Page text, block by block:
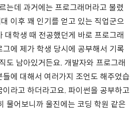
는데 과거에는 프로그래머라고 불렸
이후 꽤 인기를 얻고 있는 직업군으
대학생 때 전공했던게 바로 프로그래
에 제가 학생 당시에 공부해서 기록
도 남아있거든요. 개발자와 프로그래
들에 대해서 여러가지 조언도 해주었습
이라고 하더라고요. 파이썬을 공부하고
물어보니까 울진에는 코딩 학원 같은